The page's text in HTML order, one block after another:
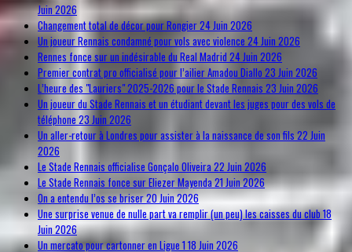
Juin 2026
Changement total de décor pour Rongier24 Juin 2026
Un joueur Rennais condamné pour vols avec violence 24 Juin 2026
Rennes fonce sur un indésirable du Real Madrid 24 Juin 2026
Premier contrat pro officialisé pour l’ailier Amadou Diallo 23 Juin 2026
L’heure des "Lauriers" 2025-2026 pour le Stade Rennais 23 Juin 2026
Un joueur du Stade Rennais et un étudiant devant les juges pour des vols de
téléphone 23 Juin 2026
Un aller-retour à Londres pour assister à la naissance de son fils 22 Juin
2026
Le Stade Rennais officialise Gonçalo Oliveira22 Juin 2026
Le Stade Rennais fonce sur Eliezer Mayenda21 Juin 2026
On a entendu l’os se briser20 Juin 2026
Une surprise venue de nulle part va remplir (un peu) les caisses du club18
Juin 2026
Un mercato pour cartonner en Ligue 1 18 Juin 2026